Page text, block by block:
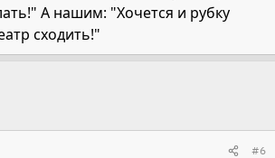
А нашим: "Хочется и рубку
сходить!"
#6